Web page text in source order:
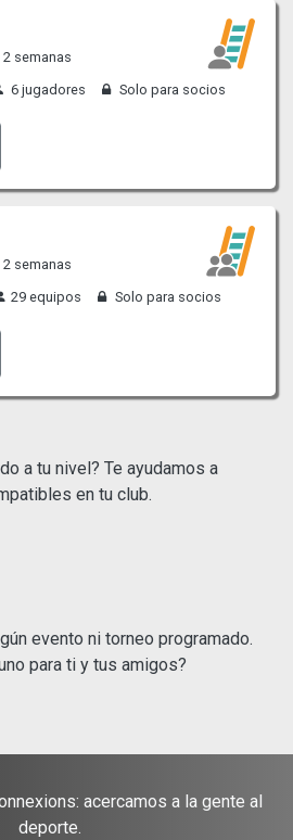
semanas
6 jugadores Solo para socios
semanas
29 equipos Solo para socios
a tu nivel? Te ayudamos a
en tu club.
evento ni torneo programado.
para ti y tus amigos?
acercamos a la gente al
deporte.